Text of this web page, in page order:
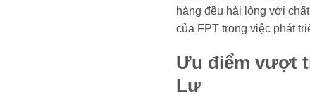
hàng đều hài lòng với
của FPT trong việc phát
Ưu điểm vượt
Lư